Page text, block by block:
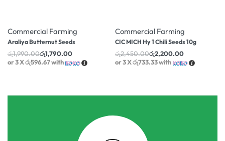
Commercial Farming
Araliya Butternut Seeds
රු1,990.00රු1,790.00
or 3 Xරු596.67with
Commercial Farming
CIC MICH Hy 1 Chili Seeds 10g
රු2,450.00රු2,200.00
or 3 Xරු733.33with